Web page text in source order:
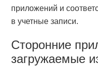
приложений и
в учетные записи.
Сторонние
загружаемые